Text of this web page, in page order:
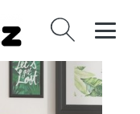
Vyhledávání